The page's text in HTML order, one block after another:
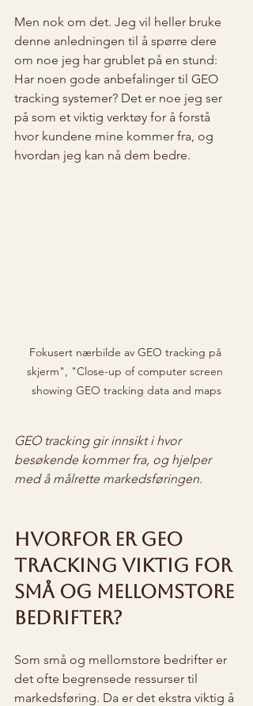
Men nok om det. Jeg vil heller bruke
denne anledningen til å spørre dere
om noe jeg har grublet på en stund:
Har noen gode anbefalinger til GEO
tracking systemer? Det er noe jeg ser
på som et viktig verktøy for å forstå
hvor kundene mine kommer fra, og
hvordan jeg kan nå dem bedre.
Fokusert nærbilde av GEO tracking på
skjerm", "Close-up of computer screen
showing GEO tracking data and maps
GEO tracking gir innsikt i hvor
besøkende kommer fra, og hjelper
med å målrette markedsføringen.
Hvorfor er GEO
tracking viktig for
små og mellomstore
bedrifter?
Som små og mellomstore bedrifter er
det ofte begrensede ressurser til
markedsføring. Da er det ekstra viktig å